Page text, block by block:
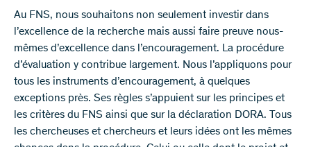
Au FNS, nous souhaitons non seulement investir dans
l’excellence de la recherche mais aussi faire preuve nous-
mêmes d’excellence dans l’encouragement. La procédure
d’évaluation y contribue largement. Nous l’appliquons pour
tous les instruments d’encouragement, à quelques
exceptions près. Ses règles s’appuient sur les principes et
les critères du FNS ainsi que sur la déclaration DORA. Tous
les chercheuses et chercheurs et leurs idées ont les mêmes